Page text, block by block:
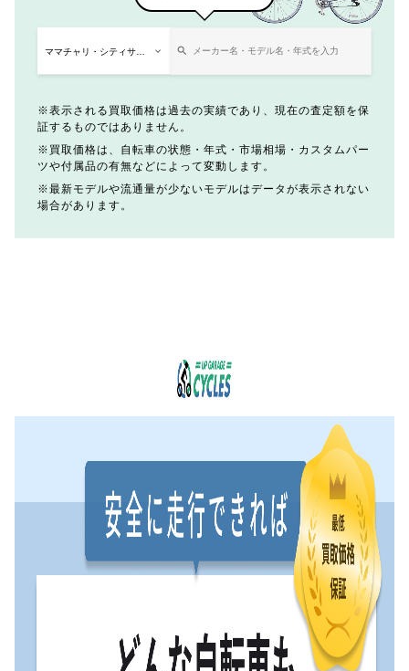
表示される買取価格は過去の実績であり、現在の査定額を保
証するものではありません。
買取価格は、自転車の状態・年式・市場相場・カスタムパー
ツや付属品の有無などによって変動します。
最新モデルや流通量が少ないモデルはデータが表示されない
場合があります。